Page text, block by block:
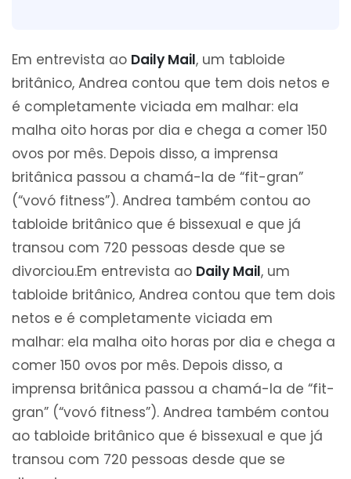
Em entrevista ao Daily Mail, um tabloide
britânico, Andrea contou que tem dois netos e
é completamente viciada em malhar: ela
malha oito horas por dia e chega a comer 150
ovos por mês. Depois disso, a imprensa
britânica passou a chamá-la de “fit-gran”
(“vovó fitness”). Andrea também contou ao
tabloide britânico que é bissexual e que já
transou com 720 pessoas desde que se
divorciou.Em entrevista ao Daily Mail, um
tabloide britânico, Andrea contou que tem dois
netos e é completamente viciada em
malhar: ela malha oito horas por dia e chega a
comer 150 ovos por mês. Depois disso, a
imprensa britânica passou a chamá-la de “fit-
gran” (“vovó fitness”). Andrea também contou
ao tabloide britânico que é bissexual e que já
transou com 720 pessoas desde que se